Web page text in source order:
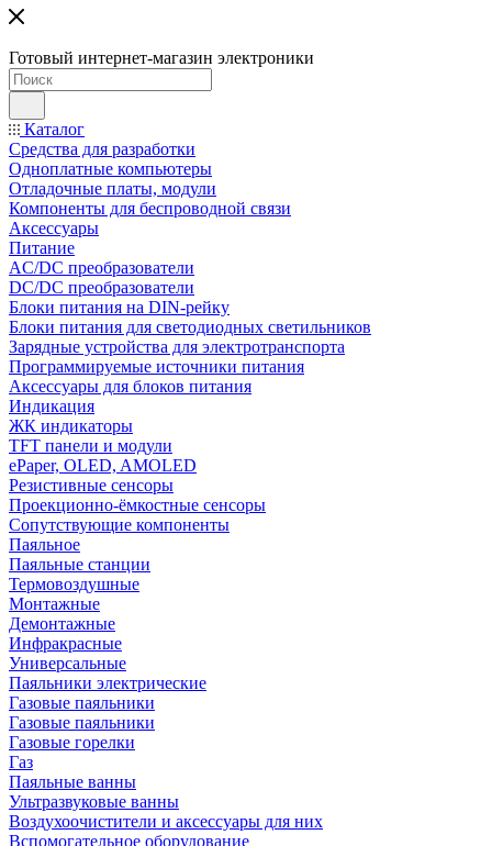
Готовый интернет-магазин электроники
Каталог
Средства для разработки
Одноплатные компьютеры
Отладочные платы, модули
Компоненты для беспроводной связи
Аксессуары
Питание
AC/DC преобразователи
DC/DC преобразователи
Блоки питания на DIN-рейку
Блоки питания для светодиодных светильников
Зарядные устройства для электротранспорта
Программируемые источники питания
Аксессуары для блоков питания
Индикация
ЖК индикаторы
TFT панели и модули
ePaper, OLED, AMOLED
Резистивные сенсоры
Проекционно-ёмкостные сенсоры
Сопутствующие компоненты
Паяльное
Паяльные станции
Термовоздушные
Монтажные
Демонтажные
Инфракрасные
Универсальные
Паяльники электрические
Газовые паяльники
Газовые паяльники
Газовые горелки
Газ
Паяльные ванны
Ультразвуковые ванны
Воздухоочистители и аксессуары для них
Вспомогательное оборудование